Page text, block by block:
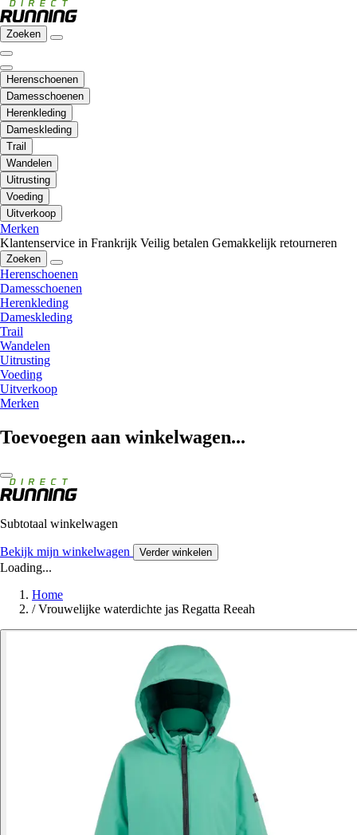
Zoeken
Herenschoenen
Damesschoenen
Herenkleding
Dameskleding
Trail
Wandelen
Uitrusting
Voeding
Uitverkoop
Merken
Klantenservice in Frankrijk Veilig betalen Gemakkelijk retourneren
Zoeken
Herenschoenen
Damesschoenen
Herenkleding
Dameskleding
Trail
Wandelen
Uitrusting
Voeding
Uitverkoop
Merken
Toevoegen aan winkelwagen...
Subtotaal winkelwagen
Bekijk mijn winkelwagen Verder winkelen
Loading...
Home
/ Vrouwelijke waterdichte jas Regatta Reeah